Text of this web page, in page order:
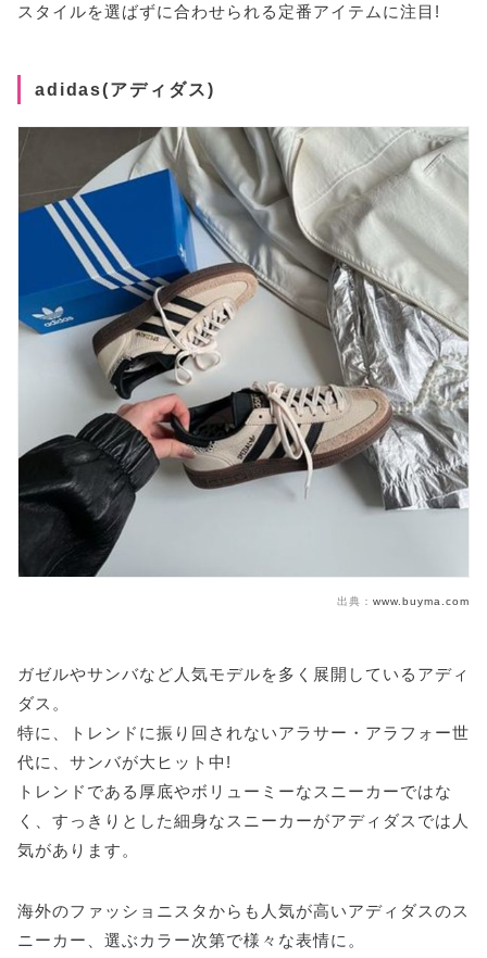
スタイルを選ばずに合わせられる定番アイテムに注目!
adidas(アディダス)
出典： www.buyma.com
ガゼルやサンバなど人気モデルを多く展開しているアディ
ダス。
特に、トレンドに振り回されないアラサー・アラフォー世
代に、サンバが大ヒット中!
トレンドである厚底やボリューミーなスニーカーではな
く、すっきりとした細身なスニーカーがアディダスでは人
気があります。
海外のファッショニスタからも人気が高いアディダスのス
ニーカー、選ぶカラー次第で様々な表情に。